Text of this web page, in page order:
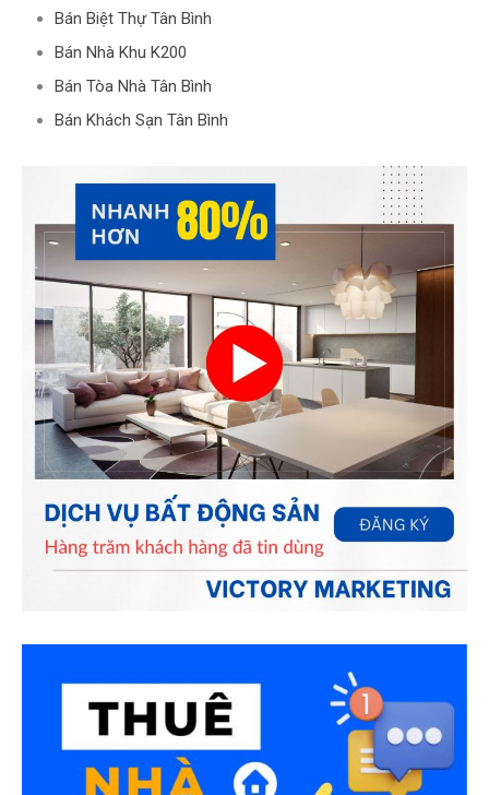
Bán Biệt Thự Tân Bình
Bán Nhà Khu K200
Bán Tòa Nhà Tân Bình
Bán Khách Sạn Tân Bình